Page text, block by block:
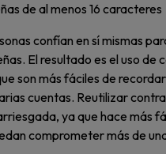
de al menos 16 caracteres
confían en sí mismas
El resultado es el uso de
son más fáciles de
cuentas. Reutilizar
ya que hace más
comprometer más de